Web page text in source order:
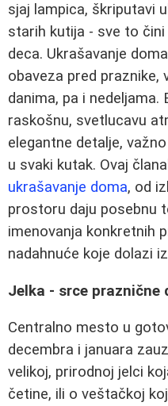
sjaj lampica, škriputavi
starih kutija - sve to
deca. Ukrašavanje
obaveza pred
danima, pa i
raskošnu, svetlucavu
elegantne detalje,
u svaki kutak. Ovaj
ukrašavanje doma, od
prostoru daju posebnu
imenovanja konkretnih
nadahnuće koje dolazi
Jelka - srce praznične
Centralno mesto u
decembra i januara
velikoj, prirodnoj jelci
četine, ili o veštačkoj